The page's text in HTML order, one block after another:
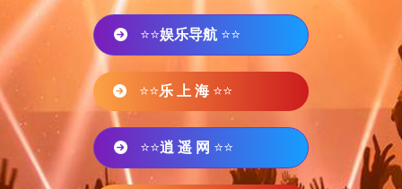
⭐⭐娱乐导航 ⭐⭐
⭐⭐乐 上 海 ⭐⭐
⭐⭐逍 遥 网 ⭐⭐